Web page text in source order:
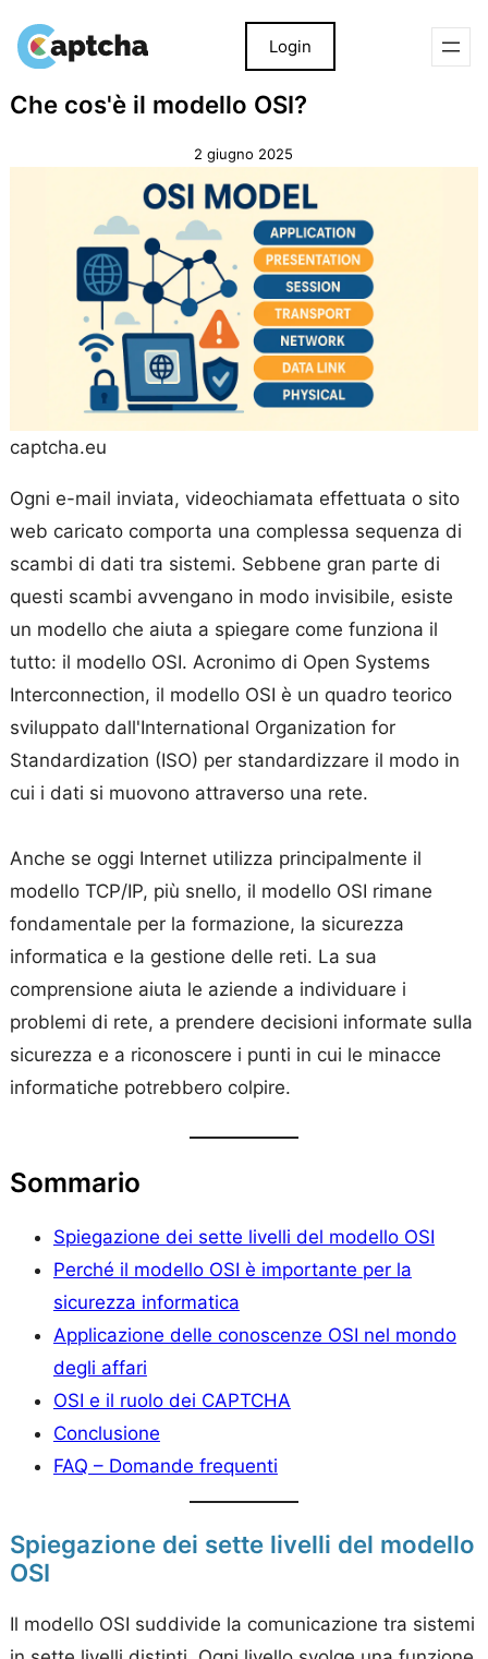
alal
Login
Che cos'è il modello OSI?
2 giugno 2025
captcha.eu
Ogni e-mail inviata, videochiamata effettuata o sito
web caricato comporta una complessa sequenza di
scambi di dati tra sistemi. Sebbene gran parte di
questi scambi avvengano in modo invisibile, esiste
un modello che aiuta a spiegare come funziona il
tutto: il modello OSI. Acronimo di Open Systems
Interconnection, il modello OSI è un quadro teorico
sviluppato dall'International Organization for
Standardization (ISO) per standardizzare il modo in
cui i dati si muovono attraverso una rete.
Anche se oggi Internet utilizza principalmente il
modello TCP/IP, più snello, il modello OSI rimane
fondamentale per la formazione, la sicurezza
informatica e la gestione delle reti. La sua
comprensione aiuta le aziende a individuare i
problemi di rete, a prendere decisioni informate sulla
sicurezza e a riconoscere i punti in cui le minacce
informatiche potrebbero colpire.
Sommario
Spiegazione dei sette livelli del modello OSI
Perché il modello OSI è importante per la
sicurezza informatica
Applicazione delle conoscenze OSI nel mondo
degli affari
OSI e il ruolo dei CAPTCHA
Conclusione
FAQ – Domande frequenti
Spiegazione dei sette livelli del modello
OSI
Il modello OSI suddivide la comunicazione tra sistemi